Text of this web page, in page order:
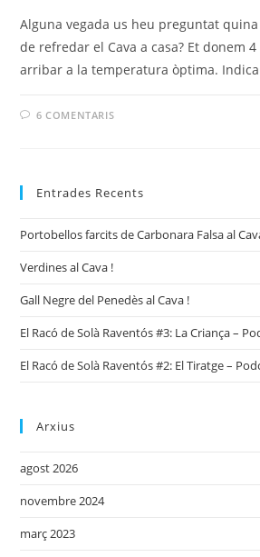
Alguna vegada us heu preguntat
de refredar el Cava a casa? Et donem
arribar a la temperatura òptima.
6 COMENTARIS
Entrades Recents
Portobellos farcits de Carbonara Falsa al
Verdines al Cava !
Gall Negre del Penedès al Cava !
El Racó de Solà Raventós #3: La Criança –
El Racó de Solà Raventós #2: El Tiratge –
Arxius
agost 2026
novembre 2024
març 2023